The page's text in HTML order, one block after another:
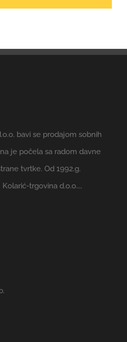
bavi se prodajom sobnih
je počela sa radom davne
tvrtke. Od 1992.g.
trgovina d.o.o....